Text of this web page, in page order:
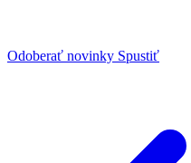
Odoberať novinky Spustiť